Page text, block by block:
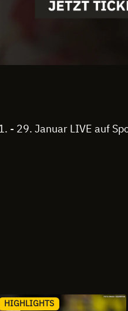
- 29. Januar LIVE auf
HIGHLIGHTS